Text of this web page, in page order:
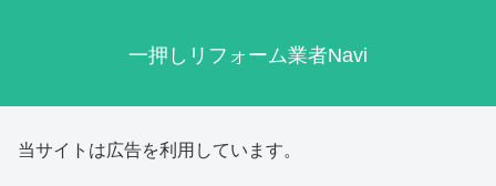
一押しリフォーム業者Navi
当サイトは広告を利用しています。